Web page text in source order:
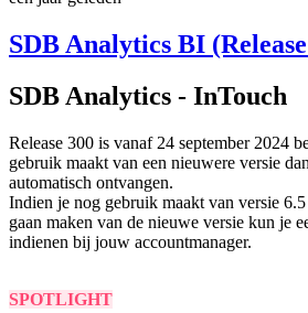
SDB Analytics BI
SDB Analytics - InTouch
Release 300 is vanaf 24 september 2024
gebruik maakt van een nieuwere versie
automatisch ontvangen.
Indien je nog gebruik maakt van versie
gaan maken van de nieuwe versie kun je
indienen bij jouw accountmanager.
SPOTLIGHT